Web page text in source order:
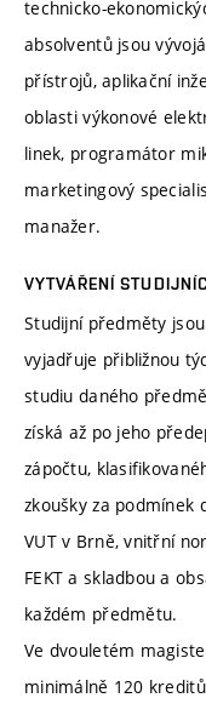
technicko-
absolventů jsou
přístrojů, aplikační
oblasti výkonové
linek, programátor
marketingový
manažer.
VYTVÁŘENÍ
Studijní předměty
vyjadřuje přibližnou
studiu daného
získá až po jeho
zápočtu,
zkoušky za podmínek
VUT v Brně, vnitřní
FEKT a skladbou a
každém předmětu.
Ve dvouletém
minimálně 120